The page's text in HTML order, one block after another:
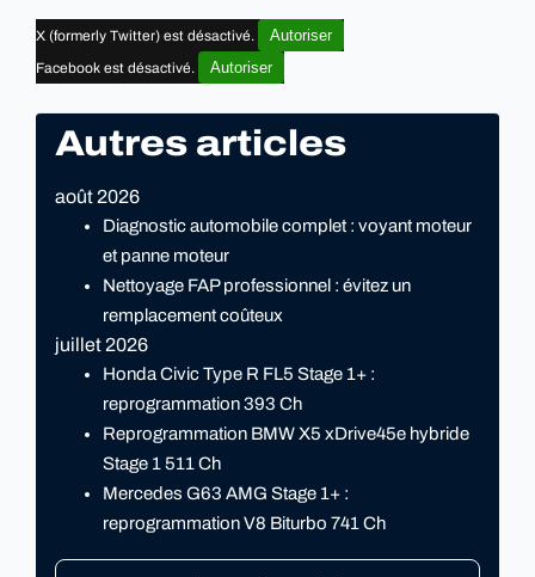
X (formerly Twitter) est désactivé. Autoriser
Facebook est désactivé. Autoriser
Autres articles
août 2026
Diagnostic automobile complet : voyant moteur
et panne moteur
Nettoyage FAP professionnel : évitez un
remplacement coûteux
juillet 2026
Honda Civic Type R FL5 Stage 1+ :
reprogrammation 393 Ch
Reprogrammation BMW X5 xDrive45e hybride
Stage 1 511 Ch
Mercedes G63 AMG Stage 1+ :
reprogrammation V8 Biturbo 741 Ch